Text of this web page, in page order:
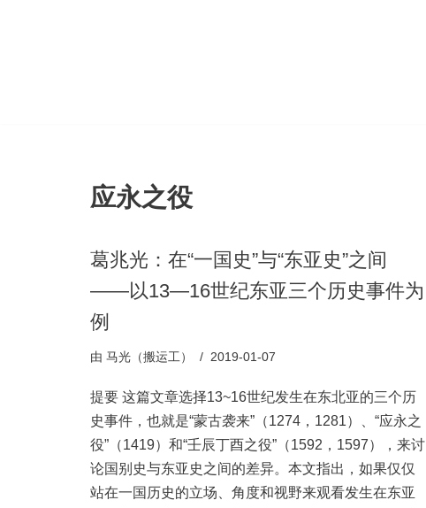
应永之役
葛兆光：在“一国史”与“东亚史”之间
——以13—16世纪东亚三个历史事件为
例
由 马光（搬运工） 2019-01-07
提要 这篇文章选择13~16世纪发生在东北亚的三个历
史事件，也就是“蒙古袭来”（1274，1281）、“应永之
役”（1419）和“壬辰丁酉之役”（1592，1597），来讨
论国别史与东亚史之间的差异。本文指出，如果仅仅
站在一国历史的立场、角度和视野来观看发生在东亚